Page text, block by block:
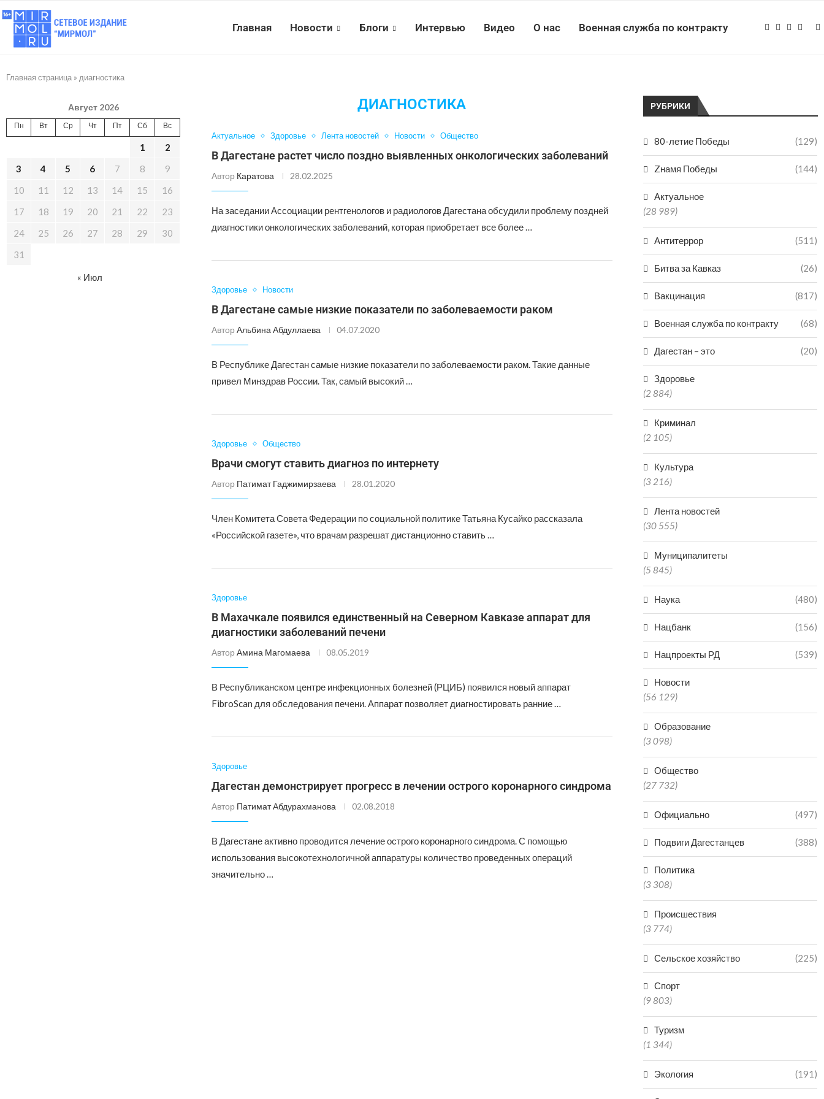
Главная Новости Блоги Интервью Видео О нас Военная служба по контракту
Главная страница » диагностика
ДИАГНОСТИКА
Актуальное Здоровье Лента новостей Новости Общество
В Дагестане растет число поздно выявленных онкологических заболеваний
Автор Каратова 28.02.2025
На заседании Ассоциации рентгенологов и радиологов Дагестана обсудили проблему поздней
диагностики онкологических заболеваний, которая приобретает все более …
Здоровье Новости
В Дагестане самые низкие показатели по заболеваемости раком
Автор Альбина Абдуллаева 04.07.2020
В Республике Дагестан самые низкие показатели по заболеваемости раком. Такие данные
привел Минздрав России. Так, самый высокий …
Здоровье Общество
Врачи смогут ставить диагноз по интернету
Автор Патимат Гаджимирзаева 28.01.2020
Член Комитета Совета Федерации по социальной политике Татьяна Кусайко рассказала
«Российской газете», что врачам разрешат дистанционно ставить …
Здоровье
В Махачкале появился единственный на Северном Кавказе аппарат для
диагностики заболеваний печени
Автор Амина Магомаева 08.05.2019
В Республиканском центре инфекционных болезней (РЦИБ) появился новый аппарат
FibroScan для обследования печени. Аппарат позволяет диагностировать ранние …
Здоровье
Дагестан демонстрирует прогресс в лечении острого коронарного синдрома
Автор Патимат Абдурахманова 02.08.2018
В Дагестане активно проводится лечение острого коронарного синдрома. С помощью
использования высокотехнологичной аппаратуры количество проведенных операций
значительно …
РУБРИКИ
80-летие Победы (129)
Zнамя Победы (144)
Актуальное
(28 989)
Антитеррор (511)
Битва за Кавказ (26)
Вакцинация (817)
Военная служба по контракту (68)
Дагестан – это (20)
Здоровье
(2 884)
Криминал
(2 105)
Культура
(3 216)
Лента новостей
(30 555)
Муниципалитеты
(5 845)
Наука (480)
Нацбанк (156)
Нацпроекты РД (539)
Новости
(56 129)
Образование
(3 098)
Общество
(27 732)
Официально (497)
Подвиги Дагестанцев (388)
Политика
(3 308)
Происшествия
(3 774)
Сельское хозяйство (225)
Спорт
(9 803)
Туризм
(1 344)
Экология (191)
Август 2026
Пн Вт Ср Чт Пт Сб Вс
1
2
3
4 5 6 7 8
9
10
11 12 13 14 15
16
17
18 19 20 21 22
23
24
25 26 27 28 29
30
31
« Июл